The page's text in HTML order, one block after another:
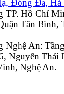
Đống Đa, Hà
TP. Hồ Chí
Tân Bình,
Nghệ An:
Nguyễn Thái
Nghệ An.